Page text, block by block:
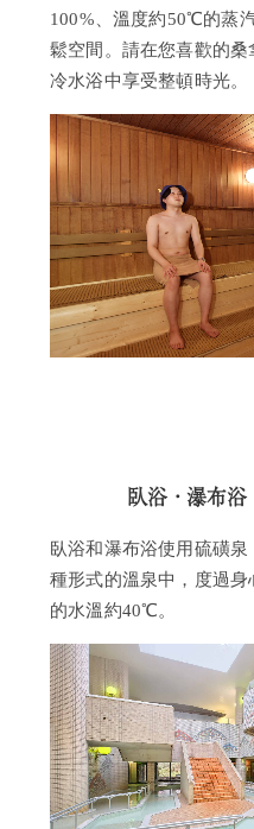
100%、溫度約50℃的蒸
鬆空間。請在您喜歡的
冷水浴中享受整頓時光。
臥浴・瀑布
臥浴和瀑布浴使用硫磺
種形式的溫泉中，度過
的水溫約40℃。